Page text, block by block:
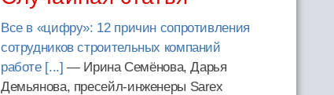
Все в «цифру»: 12 причин сопротивления
сотрудников строительных компаний
работе [...] — Ирина Семёнова, Дарья
Демьянова, пресейл-инженеры Sarex